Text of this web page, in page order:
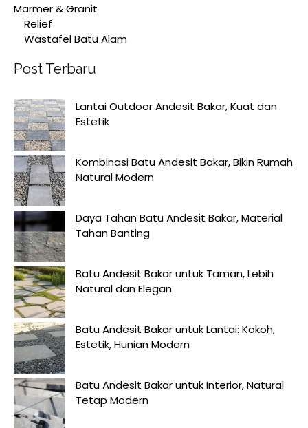
Marmer & Granit
Relief
Wastafel Batu Alam
Post Terbaru
Lantai Outdoor Andesit Bakar, Kuat dan
Estetik
Kombinasi Batu Andesit Bakar, Bikin Rumah
Natural Modern
Daya Tahan Batu Andesit Bakar, Material
Tahan Banting
Batu Andesit Bakar untuk Taman, Lebih
Natural dan Elegan
Batu Andesit Bakar untuk Lantai: Kokoh,
Estetik, Hunian Modern
Batu Andesit Bakar untuk Interior, Natural
Tetap Modern